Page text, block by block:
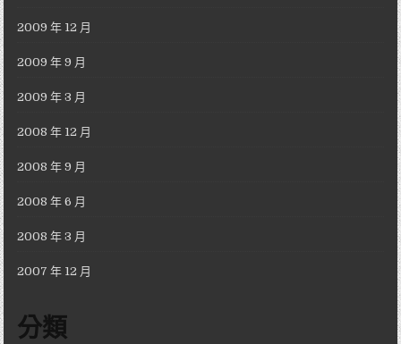
2009 年 12 月
2009 年 9 月
2009 年 3 月
2008 年 12 月
2008 年 9 月
2008 年 6 月
2008 年 3 月
2007 年 12 月
分類